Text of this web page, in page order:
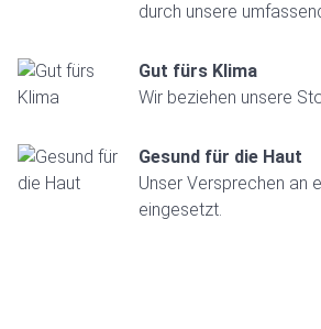
durch unsere
Gut fürs Klima
Wir beziehen unsere
Gesund für die Haut
Unser Versprechen an
eingesetzt.